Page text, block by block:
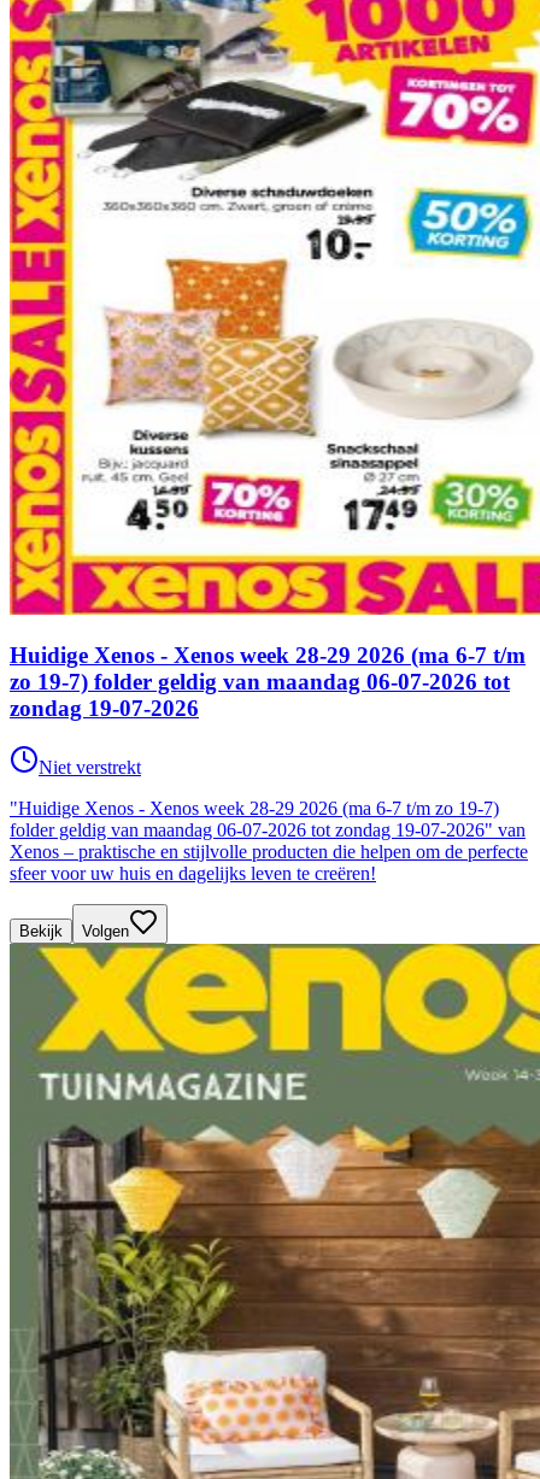
Huidige Xenos - Xenos week 28-29 2026 (ma 6-7 t/m
zo 19-7) folder geldig van maandag 06-07-2026 tot
zondag 19-07-2026
Niet verstrekt
"Huidige Xenos - Xenos week 28-29 2026 (ma 6-7 t/m zo 19-7)
folder geldig van maandag 06-07-2026 tot zondag 19-07-2026" van
Xenos – praktische en stijlvolle producten die helpen om de perfecte
sfeer voor uw huis en dagelijks leven te creëren!
Bekijk Volgen